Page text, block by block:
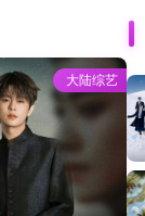
大陆综艺